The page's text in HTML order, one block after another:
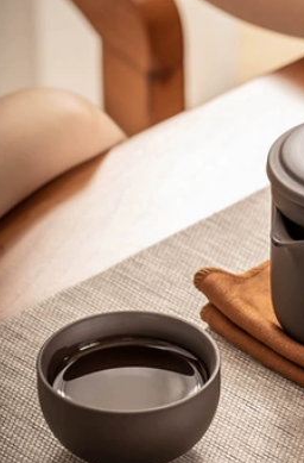
lịch
Ấm
Cao
Bộ
du lịch ngoài trời
kung fu trà đơn giản
đơn cắm trại nhanh
túi đựng đi du lịch
202,000
bộ bình trà có túi
đựng đi du lịch Cốc
nhanh, Một ấm, Bốn
cốc, Hai cốc, Túi nhỏ
cầm tay bằng đất
sét màu tím bằng
gốm đơn, Bộ trà du
lịch văn phòng, Tùy
chỉnh bộ ấm trà tử
sa du lịch
261,000
Bộ trà du lịch di
động cắm trại ngoài
trời du lịch thiết bị
pha trà đi kèm cốc
nhanh một nồi ba
cốc bộ bình trà có
túi đựng đi du lịch